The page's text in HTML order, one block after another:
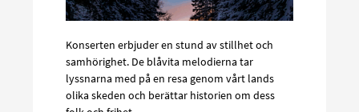
Konserten erbjuder en stund av stillhet och
samhörighet. De blåvita melodierna tar
lyssnarna med på en resa genom vårt lands
olika skeden och berättar historien om dess